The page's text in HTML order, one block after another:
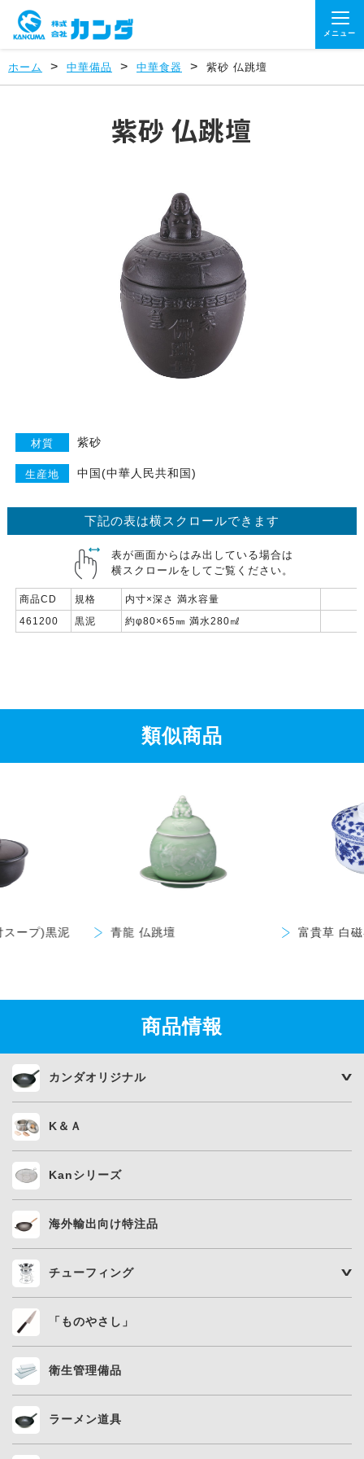
メニュー
ホーム > 中華備品 > 中華食器 > 紫砂 仏跳壇
紫砂 仏跳壇
材質 紫砂
生産地 中国(中華人民共和国)
下記の表は横スクロールできます
表が画面からはみ出している場合は
横スクロールをしてご覧ください。
商品CD 規格
内寸×深さ 満水容量
461200
黒泥 約φ80×65㎜ 満水280㎖
類似商品
スープ)黒泥 青龍 仏跳壇 富貴草 白
商品情報
カンダオリジナル
K＆Ａ
Kanシリーズ
海外輸出向け特注品
チューフィング
「ものやさし」
衛生管理備品
ラーメン道具